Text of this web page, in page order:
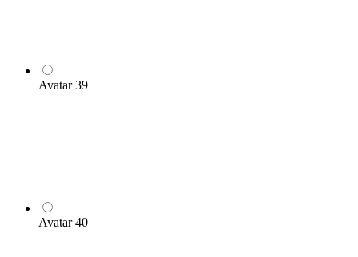
Avatar 39
Avatar 40